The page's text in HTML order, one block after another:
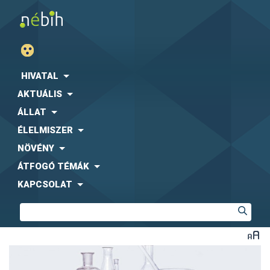
HIVATAL
AKTUÁLIS
ÁLLAT
ÉLELMISZER
NÖVÉNY
ÁTFOGÓ TÉMÁK
KAPCSOLAT